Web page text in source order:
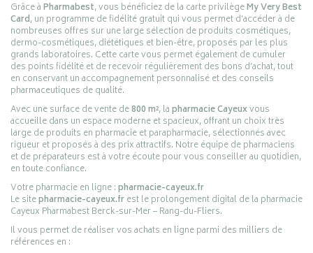
Grâce àPharmabest, vous bénéficiez de la carte privilègeMy Very Best
Card, un programme de fidélité gratuit qui vous permet d’accéder à de
nombreuses offres sur une large sélection de produits cosmétiques,
dermo-cosmétiques, diététiques et bien-être, proposés par les plus
grands laboratoires. Cette carte vous permet également de cumuler
des points fidélité et de recevoir régulièrement des bons d’achat, tout
en conservant un accompagnement personnalisé et des conseils
pharmaceutiques de qualité.
Avec une surface de vente de800 m², lapharmacie Cayeuxvous
accueille dans un espace moderne et spacieux, offrant un choix très
large de produits en pharmacie et parapharmacie, sélectionnés avec
rigueur et proposés à des prix attractifs. Notre équipe de pharmaciens
et de préparateurs est à votre écoute pour vous conseiller au quotidien,
en toute confiance.
Votre pharmacie en ligne :pharmacie-cayeux.fr
Le sitepharmacie-cayeux.frest le prolongement digital de la pharmacie
Cayeux Pharmabest Berck-sur-Mer – Rang-du-Fliers.
Il vous permet de réaliser vos achats en ligne parmi des milliers de
références en :